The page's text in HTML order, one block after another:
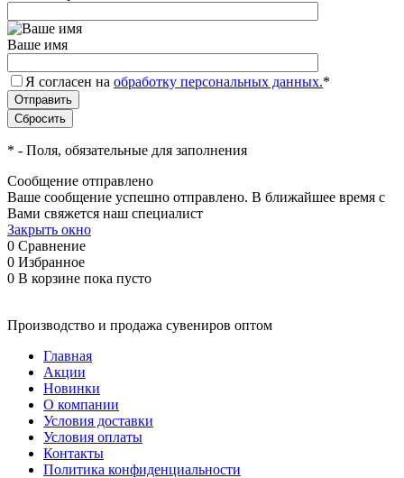
Ваше имя
Я согласен на обработку персональных данных.*
* - Поля, обязательные для заполнения
Сообщение отправлено
Ваше сообщение успешно отправлено. В ближайшее время с
Вами свяжется наш специалист
Закрыть окно
0 Сравнение
0 Избранное
0 В корзине пока пусто
Производство и продажа сувениров оптом
Главная
Акции
Новинки
О компании
Условия доставки
Условия оплаты
Контакты
Политика конфиденциальности